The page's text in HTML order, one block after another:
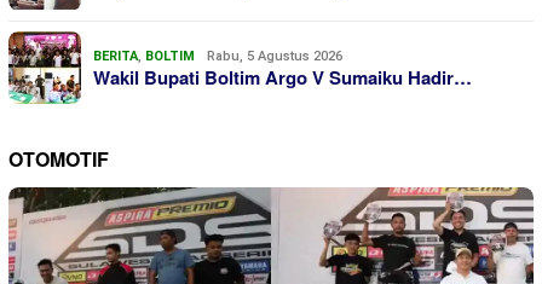
BERITA, BOLTIM Rabu, 5 Agustus 2026
Wakil Bupati Boltim Argo V Sumaiku Hadir…
OTOMOTIF